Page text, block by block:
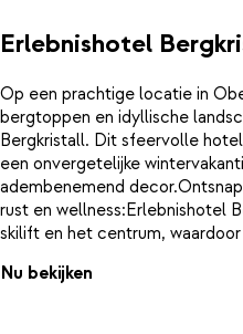
Erlebnishotel
Op een prachtige locatie in
bergtoppen en idyllische
Bergkristall. Dit sfeervolle
een onvergetelijke
adembenemend
rust en wellness:Erlebnishotel
skilift en het centrum,
privacy. Na een actieve dag op
ontspannen in de uitgebreide
Nu bekijken